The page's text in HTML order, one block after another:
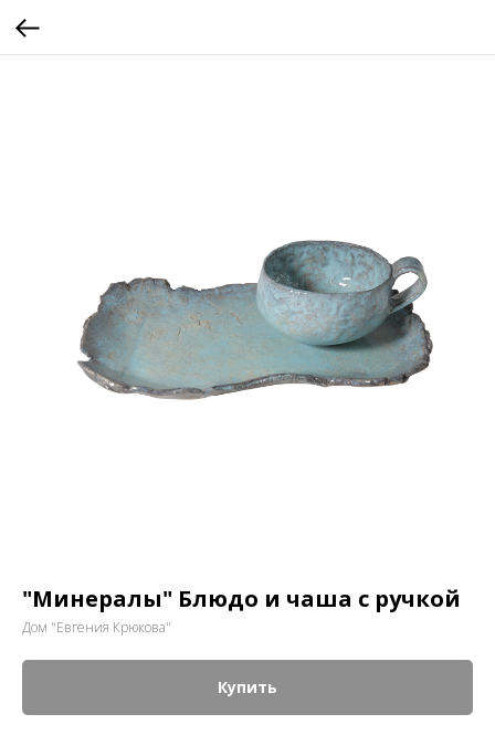
"Минералы" Блюдо и чаша с ручкой
Дом "Евгения Крюкова"
Купить